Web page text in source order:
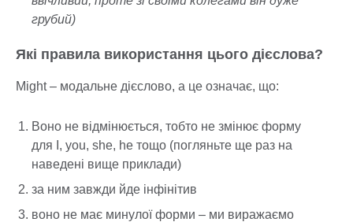
грубий)
Які правила використання цього дієслова?
Might – модальне дієслово, а це означає, що:
Воно не відмінюється, тобто не змінює форму
для I, you, she, he тощо (погляньте ще раз на
наведені вище приклади)
за ним завжди йде інфінітив
воно не має минулої форми – ми виражаємо